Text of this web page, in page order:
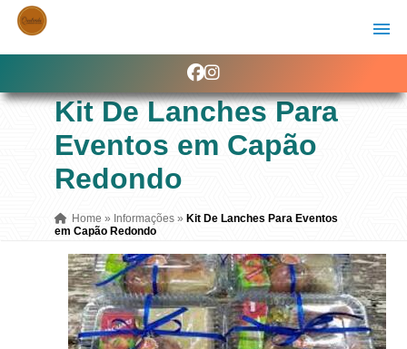
Kit De Lanches Para
Eventos em Capão
Redondo
Home » Informações » Kit De Lanches Para Eventos
em Capão Redondo